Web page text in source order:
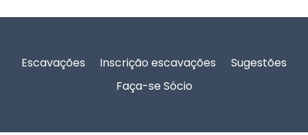
Rodapé
Escavações Inscrição escavações
Sugestões
Faça-se Sócio